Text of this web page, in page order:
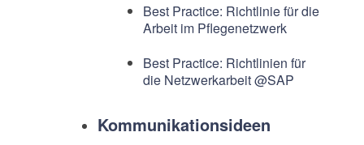
Best Practice: Richtlinie für die
Arbeit im Pflegenetzwerk
Best Practice: Richtlinien für
die Netzwerkarbeit @SAP
Kommunikationsideen